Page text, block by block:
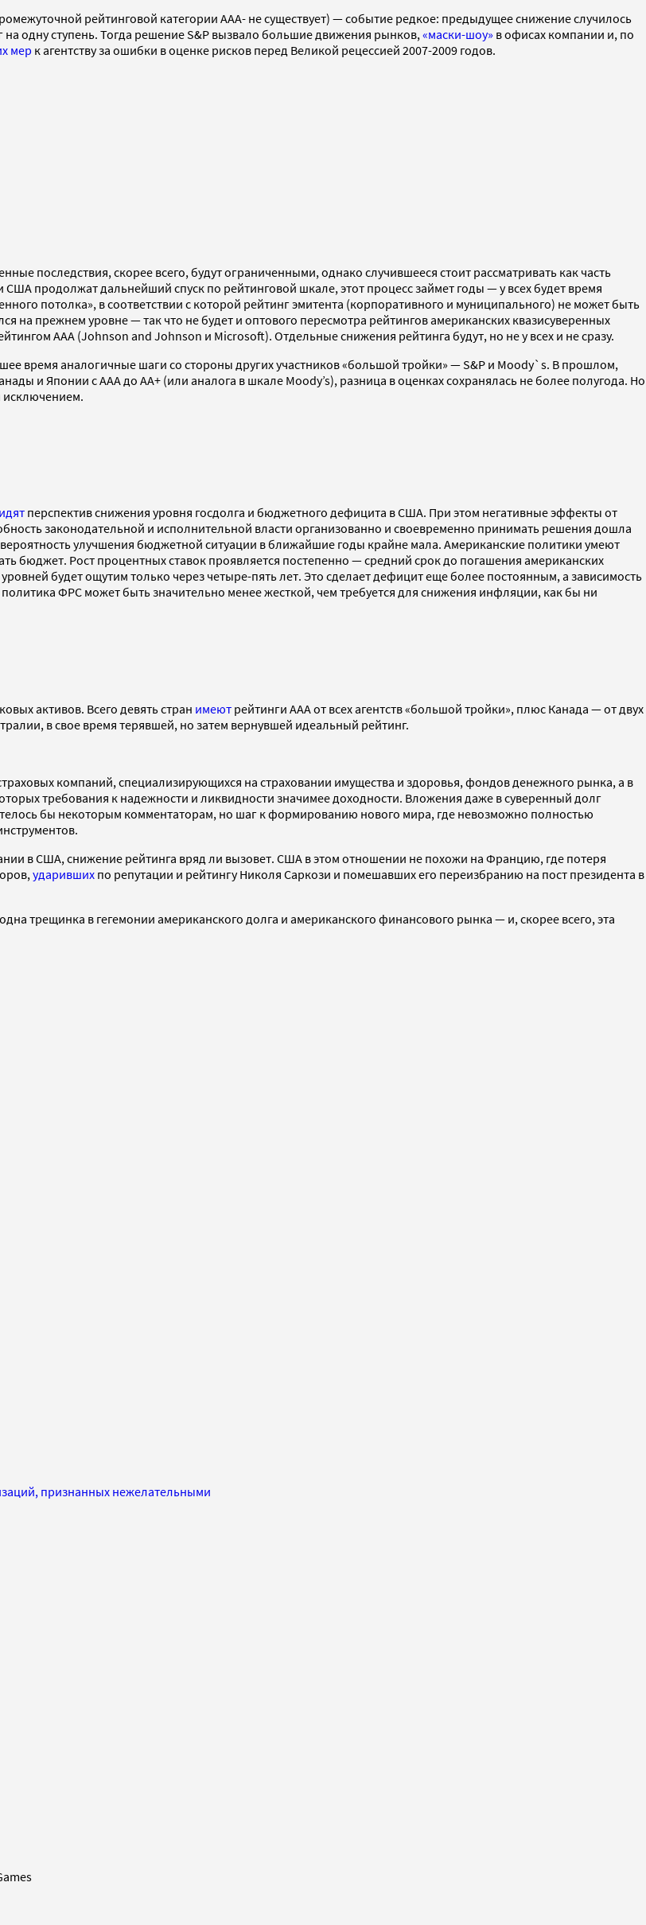
рейтинговой категории ААА- не существует) — событие редкое: предыдущее снижение случилось
на одну ступень. Тогда решение S&P вызвало большие движения рынков, «маски-шоу» в офисах компании и, по
мер к агентству за ошибки в оценке рисков перед Великой рецессией 2007-2009 годов.
последствия, скорее всего, будут ограниченными, однако случившееся стоит рассматривать как часть
продолжат дальнейший спуск по рейтинговой шкале, этот процесс займет годы — у всех будет время
потолка», в соответствии с которой рейтинг эмитента (корпоративного и муниципального) не может быть
на прежнем уровне — так что не будет и оптового пересмотра рейтингов американских квазисуверенных
ААА (Johnson and Johnson и Microsoft). Отдельные снижения рейтинга будут, но не у всех и не сразу.
время аналогичные шаги со стороны других участников «большой тройки» — S&P и Moody`s. В прошлом,
и Японии с ААА до АА+ (или аналога в шкале Moody’s), разница в оценках сохранялась не более полугода. Но
исключением.
перспектив снижения уровня госдолга и бюджетного дефицита в США. При этом негативные эффекты от
законодательной и исполнительной власти организованно и своевременно принимать решения дошла
улучшения бюджетной ситуации в ближайшие годы крайне мала. Американские политики умеют
бюджет. Рост процентных ставок проявляется постепенно — средний срок до погашения американских
будет ощутим только через четыре-пять лет. Это сделает дефицит еще более постоянным, а зависимость
ФРС может быть значительно менее жесткой, чем требуется для снижения инфляции, как бы ни
активов. Всего девять стран имеют рейтинги AAA от всех агентств «большой тройки», плюс Канада — от двух
в свое время терявшей, но затем вернувшей идеальный рейтинг.
компаний, специализирующихся на страховании имущества и здоровья, фондов денежного рынка, а в
требования к надежности и ликвидности значимее доходности. Вложения даже в суверенный долг
бы некоторым комментаторам, но шаг к формированию нового мира, где невозможно полностью
в США, снижение рейтинга вряд ли вызовет. США в этом отношении не похожи на Францию, где потеря
ударивших по репутации и рейтингу Николя Саркози и помешавших его переизбранию на пост президента в
трещинка в гегемонии американского долга и американского финансового рынка — и, скорее всего, эта
признанных нежелательными